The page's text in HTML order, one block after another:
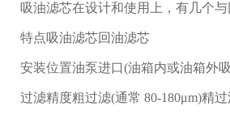
吸油滤芯在设计和使用上，有几个与
特点吸油滤芯回油滤芯
安装位置油泵进口(油箱内或油箱外吸
过滤精度粗过滤(通常 80-180μm)精过